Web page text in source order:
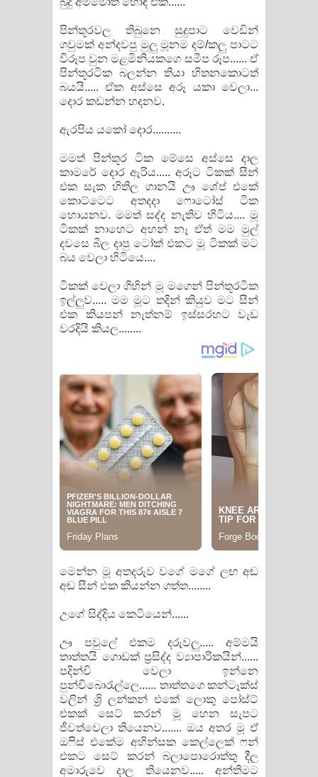
පින්තූරවල තිබුනෙ සුදුපාට වෙඩින්
ගවුමක් අන්දවපු මුලු මූනම දම්/කලු පාටට
විරූප වුන මළමිනියකගෙ සමීප රූප...... ඒ
පින්තූරටික බලන්න තියා හිතනකොටත්
බයයි..... ඒක අස්සෙ අරූ යකා වෙලා...
දොර කඩන්න හදනව.
ඇරපිය යකෝ දොර..........
මමත් පින්තූර ටික මේසෙ අස්සෙ දාල
කාමරේ දොර ඇරිය..... අරූට ටිකක් සීන්
එක සැක හිතිල ගානයි ඌ ශේප් එකේ
කොට්ටෙට අතදදා ෆොටෝස් ටික
හොයනව. මමත් සද්ද නැතිව හිටිය.... මූ
ටිකක් නාහෙට අහන් නෑ ඒත් මම මුල්
දවසෙ බීල දාපු ටෝක් එකට මූ ටිකක් මට
බය වෙලා හිටියෙ....
ටිකක් වෙලා ගිහින් මූ මගෙන් පින්තූරටික
ඉල්ලුව..... මම මූට තදින් කියුව මට සීන්
එක කියපන් නැත්නම් ඉස්සරහට වැඩ
වරදියි කියල........
මෙන්න මූ අතදරුව වගේ මගේ ලඟ අඬ
අඬ සීන් එක කියන්න ගත්ත........
උගේ සිද්දිය කෙටියෙන්......
ඌ පවුලේ එකම දරුවලු..... අම්මයි
තාත්තයි ගොඩක් ප්‍රසිද්ද ව්‍යාපාරිකයින්......
පදින්චි වෙලා ඉන්නෙ
පුන්චිබොරැල්ලෙ...... තාත්තගෙ කන්ටෑක්ස්
වලින් ශ්‍රි ලන්කන් එකේ ලොකු පෝස්ට්
එකක් සෙට් කරන් මූ හෙන සැපට
ජීවත්වෙලා තියෙනව....... ඔය අතර මූ ඒ
ඔෆිස් එකේම අහින්සක කෙල්ලෙක් ෆන්
එකට සෙට් කරන් බලාපොරොත්තු දීල
අමාරුවෙ දාල තියෙනව..... අන්තිමට